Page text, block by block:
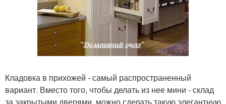
Кладовка в прихожей - самый распространенный
вариант. Вместо того, чтобы делать из нее мини - склад